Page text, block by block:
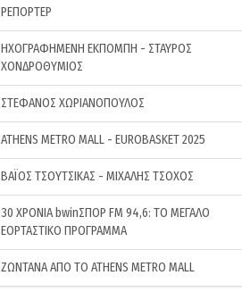
ΡΕΠΟΡΤΕΡ
ΗΧΟΓΡΑΦΗΜΕΝΗ ΕΚΠΟΜΠΗ - ΣΤΑΥΡΟΣ
ΧΟΝΔΡΟΘΥΜΙΟΣ
ΣΤΕΦΑΝΟΣ ΧΩΡΙΑΝΟΠΟΥΛΟΣ
ATHENS METRO MALL - EUROBASKET 2025
ΒΑΪΟΣ ΤΣΟΥΤΣΙΚΑΣ - ΜΙΧΑΛΗΣ ΤΣΟΧΟΣ
30 ΧΡΟΝΙΑ bwinΣΠΟΡ FM 94,6: ΤΟ ΜΕΓΑΛΟ
ΕΟΡΤΑΣΤΙΚΟ ΠΡΟΓΡΑΜΜΑ
ΖΩΝΤΑΝΑ ΑΠΟ ΤΟ ATHENS METRO MALL